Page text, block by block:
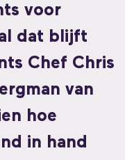
voor
dat blijft
Chef Chris
van
hoe
in hand